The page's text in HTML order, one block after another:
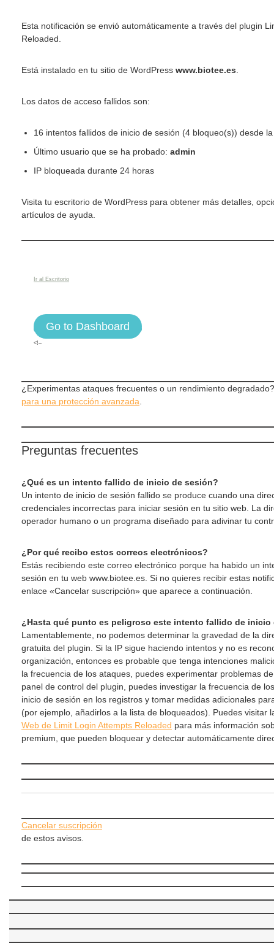
Esta notificación se envió automáticamente a través del plugin
Reloaded.
Está instalado en tu sitio de WordPress www.biotee.es
Los datos de acceso fallidos son:
16 intentos fallidos de inicio de sesión (4 bloqueo(s)) desde
Último usuario que se ha probado: admin
IP bloqueada durante 24 horas
Visita tu escritorio de WordPress para obtener más detalles,
artículos de ayuda.
Ir al Escritorio
Go to Dashboard
<!–
¿Experimentas ataques frecuentes o un rendimiento
para una protección avanzada
Preguntas frecuentes
¿Qué es un intento fallido de inicio de sesión?
Un intento de inicio de sesión fallido se produce cuando una
credenciales incorrectas para iniciar sesión en tu sitio web. La
operador humano o un programa diseñado para adivinar tu
¿Por qué recibo estos correos electrónicos?
Estás recibiendo este correo electrónico porque ha habido un
sesión en tu web www.biotee.es. Si no quieres recibir estas
enlace «Cancelar suscripción» que aparece a continuación.
¿Hasta qué punto es peligroso este intento fallido de inicio
Lamentablemente, no podemos determinar la gravedad de la
gratuita del plugin. Si la IP sigue haciendo intentos y no es
organización, entonces es probable que tenga intenciones
la frecuencia de los ataques, puedes experimentar problemas
panel de control del plugin, puedes investigar la frecuencia de
inicio de sesión en los registros y tomar medidas adicionales
(por ejemplo, añadirlos a la lista de bloqueados). Puedes visitar
Web de Limit Login Attempts Reloaded para más información
premium, que pueden bloquear y detectar automáticamente
Cancelar suscripción
de estos avisos.